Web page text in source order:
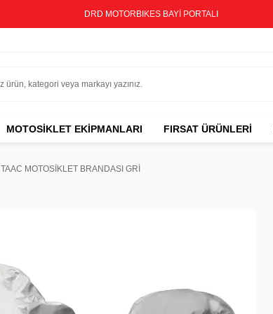
DRD MOTORBIKES BAYİ PORTALI
MOTOSIKLET EKIPMANLARI FIRSAT ÜRÜNLERİ
TAAC MOTOSİKLET BRANDASI GRİ